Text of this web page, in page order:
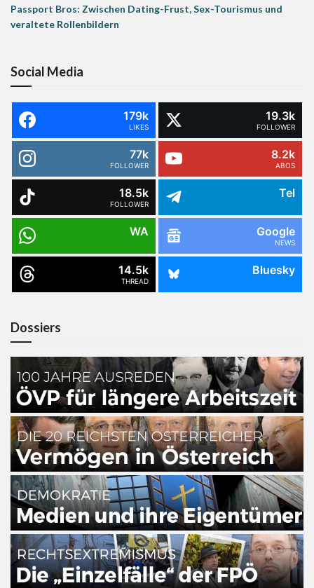
Passport Bros: Zwischen Dating-Frust, Sex-Tourismus und
veraltete Rollenbildern
Social Media
179k
LIKES
19.3k
FOLLOWER
77k
FOLLOWER
8.2k
ABOS
18.5k
FOLLOWER
Tel
WA Google
NEWS
14.5k
THREAD
Bluesky
Dossiers